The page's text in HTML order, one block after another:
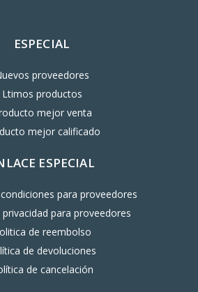
ESPECIAL
proveedores
Ltimos productos
mejor venta
mejor calificado
ESPECIAL
para proveedores
para proveedores
de reembolso
de devoluciones
de cancelación